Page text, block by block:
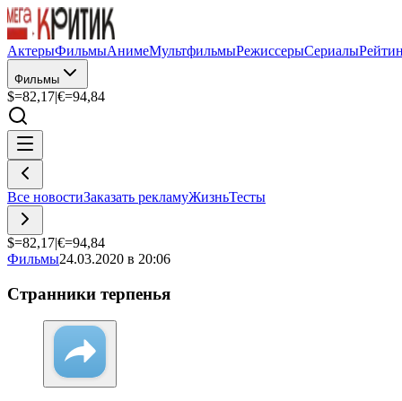
АктерыФильмыАнимеМультфильмыРежиссерыСериалы
Фильмы
$=82,17|€=94,84
Все новостиЗаказать рекламуЖизньТесты
$=82,17|€=94,84
Фильмы24.03.2020 в 20:06
Странники терпенья